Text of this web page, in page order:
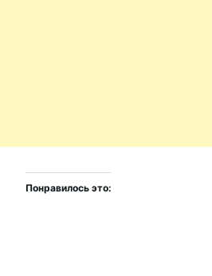
Понравилось это: